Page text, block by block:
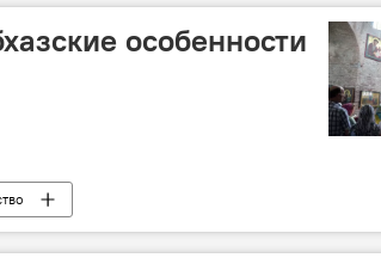
особенности